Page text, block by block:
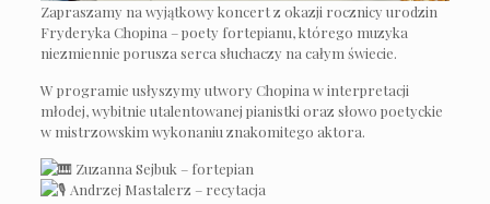
Zapraszamy na wyjątkowy koncert z okazji rocznicy urodzin
Fryderyka Chopina – poety fortepianu, którego muzyka
niezmiennie porusza serca słuchaczy na całym świecie.
W programie usłyszymy utwory Chopina w interpretacji
młodej, wybitnie utalentowanej pianistki oraz słowo poetyckie
w mistrzowskim wykonaniu znakomitego aktora.
Zuzanna Sejbuk – fortepian
Andrzej Mastalerz – recytacja